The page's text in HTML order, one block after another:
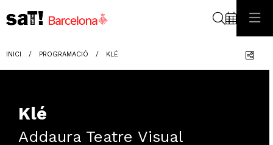
INICI PROGRAMACIÓ KLÉ
Klé
Addaura Teatre Visual